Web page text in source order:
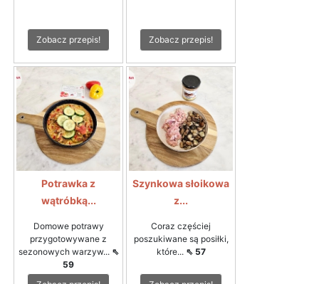
Zobacz przepis! Zobacz przepis!
Potrawka z
wątróbką...
Domowe potrawy
przygotowywane z
sezonowych warzyw... ⇖
59
Szynkowa słoikowa
z...
Coraz częściej
poszukiwane są posiłki,
które... ⇖ 57